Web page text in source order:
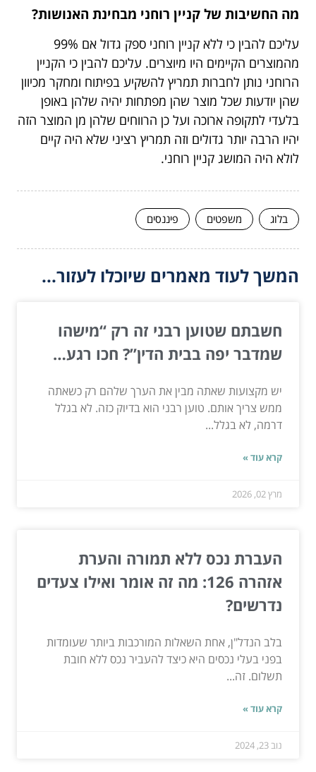
מה החשיבות של קניין רוחני מבחינת האנושות?
עליכם להבין כי ללא קניין רוחני ספק גדול אם 99%
מהמוצרים הקיימים היו מיוצרים. עליכם להבין כי הקניין
הרוחני נותן לחברות תמריץ להשקיע בפיתוח ומחקר מכיוון
שהן יודעות שכל מוצר שהן מפתחות יהיה שלהן באופן
בלעדי לתקופה ארוכה ועל כן הרווחים שלהן מן המוצר הזה
יהיו הרבה יותר גדולים וזה תמריץ רציני שלא היה קיים
לולא היה המושג קניין רוחני.
בלוג משפטים פיננסים
המשך לעוד מאמרים שיוכלו לעזור...
חשבתם שטוען רבני זה רק “מישהו
שמדבר יפה בבית הדין”? חכו רגע…
יש מקצועות שאתה מבין את הערך שלהם רק כשאתה
ממש צריך אותם. טוען רבני הוא בדיוק כזה. לא בגלל
דרמה, לא בגלל...
קרא עוד »
מרץ 02, 2026
העברת נכס ללא תמורה והערת
אזהרה 126: מה זה אומר ואילו צעדים
נדרשים?
בלב הנדל"ן, אחת השאלות המורכבות ביותר שעומדות
בפני בעלי נכסים היא כיצד להעביר נכס ללא חובת
תשלום. זה...
קרא עוד »
נוב 23, 2024